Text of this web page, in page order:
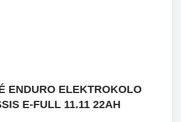
ENDURO ELEKTROKOLO
E-FULL 11.11 22AH